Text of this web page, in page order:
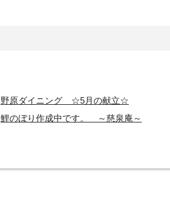
野原ダイニング ☆5月の献立☆
鯉のぼり作成中です。 ～慈泉庵～